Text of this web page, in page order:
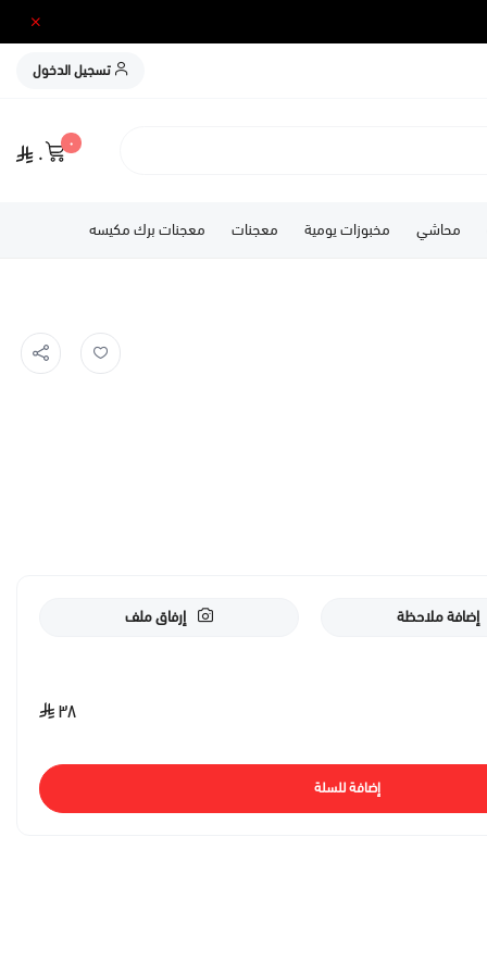
تسجيل الدخول
٠
٠
محاشي مخبوزات يومية معجنات معجنات برك مكيسه
إضافة ملاحظة إرفاق ملف
٣٨
إضافة للسلة